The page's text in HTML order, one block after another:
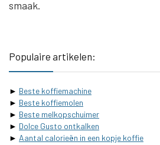
smaak.
Populaire artikelen:
► Beste koffiemachine
► Beste koffiemolen
► Beste melkopschuimer
► Dolce Gusto ontkalken
► Aantal calorieën in een kopje koffie